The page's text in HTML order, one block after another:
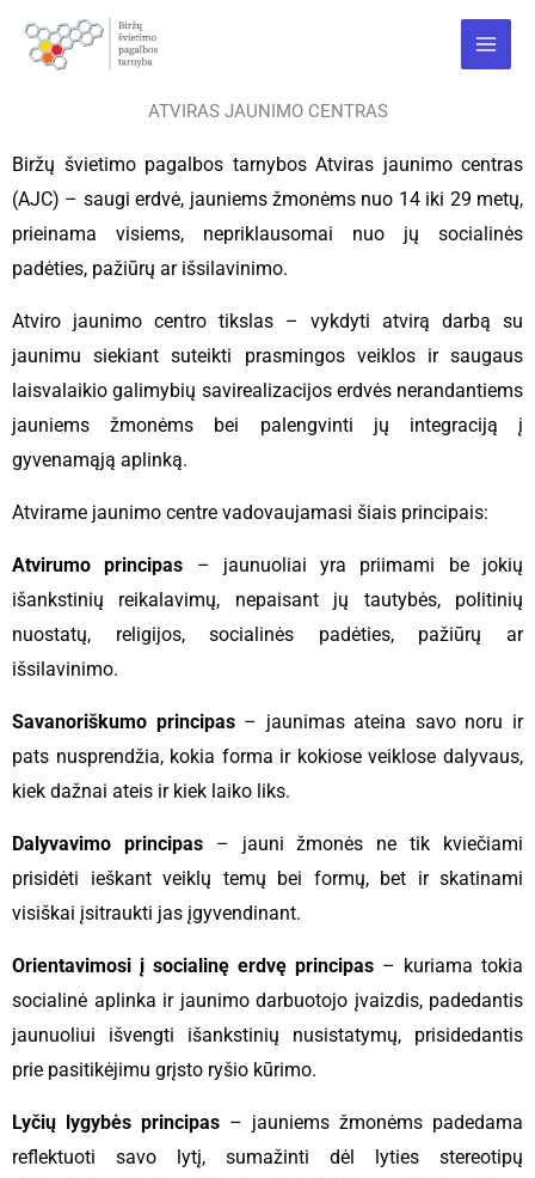
Main
Menu
ATVIRAS JAUNIMO CENTRAS
Biržų švietimo pagalbos tarnybos Atviras jaunimo centras
(AJC) – saugi erdvė, jauniems žmonėms nuo 14 iki 29 metų,
prieinama visiems, nepriklausomai nuo jų socialinės
padėties, pažiūrų ar išsilavinimo.
Atviro jaunimo centro tikslas – vykdyti atvirą darbą su
jaunimu siekiant suteikti prasmingos veiklos ir saugaus
laisvalaikio galimybių savirealizacijos erdvės nerandantiems
jauniems žmonėms bei palengvinti jų integraciją į
gyvenamąją aplinką.
Atvirame jaunimo centre vadovaujamasi šiais principais:
Atvirumo principas – jaunuoliai yra priimami be jokių
išankstinių reikalavimų, nepaisant jų tautybės, politinių
nuostatų, religijos, socialinės padėties, pažiūrų ar
išsilavinimo.
Savanoriškumo principas– jaunimas ateina savo noru ir
pats nusprendžia, kokia forma ir kokiose veiklose dalyvaus,
kiek dažnai ateis ir kiek laiko liks.
Dalyvavimo principas– jauni žmonės ne tik kviečiami
prisidėti ieškant veiklų temų bei formų, bet ir skatinami
visiškai įsitraukti jas įgyvendinant.
Orientavimosi į socialinę erdvę principas – kuriama tokia
socialinė aplinka ir jaunimo darbuotojo įvaizdis, padedantis
jaunuoliui išvengti išankstinių nusistatymų, prisidedantis
prie pasitikėjimu grįsto ryšio kūrimo.
Lyčių lygybės principas – jauniems žmonėms padedama
reflektuoti savo lytį, sumažinti dėl lyties stereotipų